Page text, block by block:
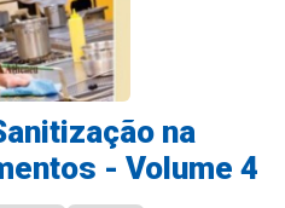
na
- Volume 4